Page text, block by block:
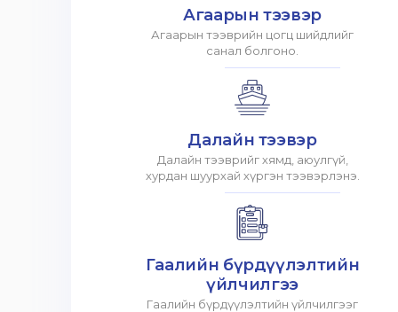
Агаарын тээвэр
Агаарын тээврийн цогц шийдлийг
санал болгоно.
Далайн тээвэр
Далайн тээврийг хямд, аюулгүй,
хурдан шуурхай хүргэн тээвэрлэнэ.
Гаалийн бүрдүүлэлтийн
үйлчилгээ
Гаалийн бүрдүүлэлтийн үйлчилгээг